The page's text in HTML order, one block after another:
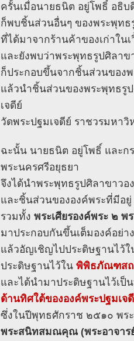
ครั้นเมื่อนายธนิต อยู่โพธิ์ อธิ
ก็พบชิ้นส่วนอื่นๆ ของพระพุทธ
ที่ได้มาจากร้านค้าของเก่าใน
และยังพบว่าพระพุทธรูปศิลาข
ก็ประกอบขึ้นจากชิ้นส่วนของ
แล้วนำชิ้นส่วนของพระพุทธรู
เจดีย์
วัดพระปฐมเจดีย์ ราชวรมหา
ฉะนั้น นายธนิต อยู่โพธิ์ และก
พระนครศรีอยุธยา
จึงได้นำพระพุทธรูปศิลาขาวอ
และชิ้นส่วนขององค์พระที่มีอ
รวมทั้ง พระเศียรองค์พระ ๒ พร
มาประกอบกันขึ้นเต็มองค์อย่
แล้วอัญเชิญไปประดิษฐานไว้
ประดิษฐานไว้ใน พิพิธภัณฑสถ
และได้นำมาประดิษฐานไว้เ
ด้านทิศใต้ขององค์พระปฐมเจ
ซึ่งในปีพุทธศักราช ๒๕๑๐ พร
พระสนิทสมณคุณ (พระอาจาร